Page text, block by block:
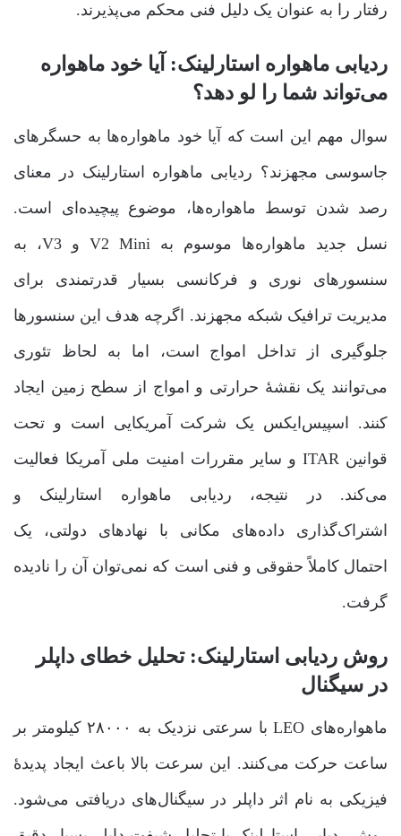
رفتار را به عنوان یک دلیل فنی محکم می‌پذیرند.
ردیابی ماهواره استارلینک: آیا خود ماهواره
می‌تواند شما را لو دهد؟
سوال مهم این است که آیا خود ماهواره‌ها به حسگرهای
جاسوسی مجهزند؟ ردیابی ماهواره استارلینک در معنای
رصد شدن توسط ماهواره‌ها، موضوع پیچیده‌ای است.
نسل جدید ماهواره‌ها موسوم به V2 Mini و V3، به
سنسورهای نوری و فرکانسی بسیار قدرتمندی برای
مدیریت ترافیک شبکه مجهزند. اگرچه هدف این سنسورها
جلوگیری از تداخل امواج است، اما به لحاظ تئوری
می‌توانند یک نقشۀ حرارتی و امواج از سطح زمین ایجاد
کنند. اسپیس‌ایکس یک شرکت آمریکایی است و تحت
قوانین ITAR و سایر مقررات امنیت ملی آمریکا فعالیت
می‌کند. در نتیجه، ردیابی ماهواره استارلینک و
اشتراک‌گذاری داده‌های مکانی با نهادهای دولتی، یک
احتمال کاملاً حقوقی و فنی است که نمی‌توان آن را نادیده
گرفت.
روش ردیابی استارلینک: تحلیل خطای داپلر
در سیگنال
ماهواره‌های LEO با سرعتی نزدیک به ۲۸۰۰۰ کیلومتر بر
ساعت حرکت می‌کنند. این سرعت بالا باعث ایجاد پدیدۀ
فیزیکی به نام اثر داپلر در سیگنال‌های دریافتی می‌شود.